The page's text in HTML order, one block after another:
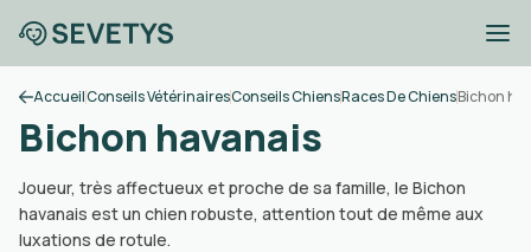
AccueilConseils VétérinairesConseils ChiensRaces De ChiensBichon
Bichon havanais
Joueur, très affectueux et proche de sa famille, le Bichon
havanais est un chien robuste, attention tout de même aux
luxations de rotule.